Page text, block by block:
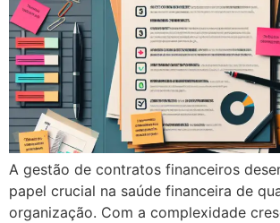
A gestão de contratos financeiros
papel crucial na saúde financeira de
organização. Com a complexidade